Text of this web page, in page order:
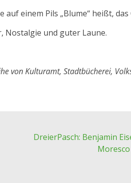
einem Pils „Blume“ heißt, das
Nostalgie und guter Laune.
von Kulturamt, Stadtbücherei,
DreierPasch: Benjamin